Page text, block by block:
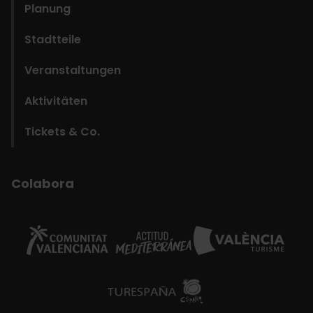
Planung
Stadtteile
Veranstaltungen
Aktivitäten
Tickets & Co.
Colabora